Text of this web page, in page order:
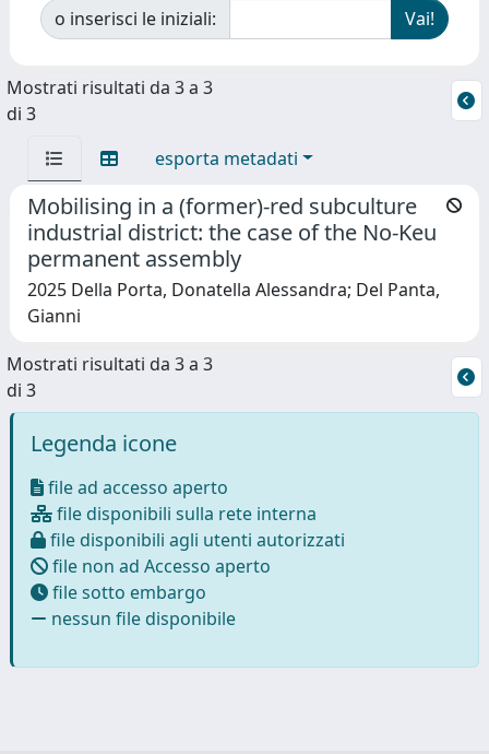
o inserisci le iniziali:
Mostrati risultati da 3 a 3
di 3
esporta metadati
Mobilising in a (former)-red subculture
industrial district: the case of the No-Keu
permanent assembly
2025 Della Porta, Donatella Alessandra; Del Panta,
Gianni
Mostrati risultati da 3 a 3
di 3
Legenda icone
file ad accesso aperto
file disponibili sulla rete interna
file disponibili agli utenti autorizzati
file non ad Accesso aperto
file sotto embargo
nessun file disponibile